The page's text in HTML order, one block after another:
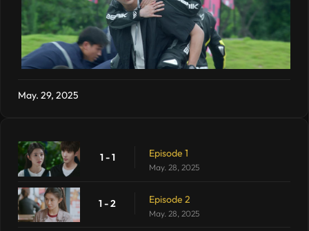
May. 29, 2025
1 - 1 Episode 1
May. 28, 2025
1 - 2 Episode 2
May. 28, 2025